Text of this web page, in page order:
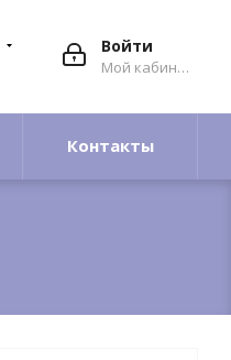
Войти
Мой кабинет
Контакты